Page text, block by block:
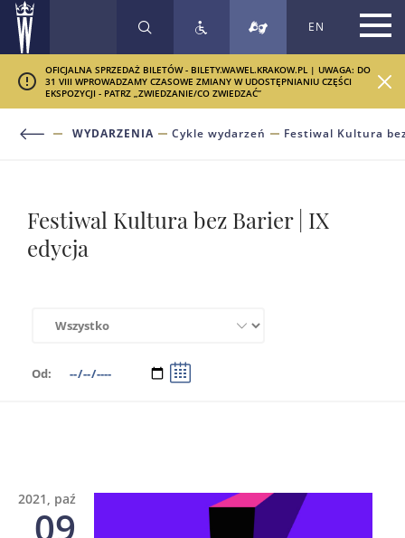
SZUKAJ EN
OFICJALNA SPRZEDAŻ BILETÓW - BILETY.WAWEL.KRAKOW.PL | UWAGA: DO
31 VIII WPROWADZAMY CZASOWE ZMIANY W UDOSTĘPNIANIU CZĘŚCI
EKSPOZYCJI - PATRZ „ZWIEDZANIE/CO ZWIEDZAĆ”
WYDARZENIA Cykle wydarzeń Festiwal Kultura
Festiwal Kultura bez Barier | IX
edycja
Sortowanie
Od:
2021, paź
09